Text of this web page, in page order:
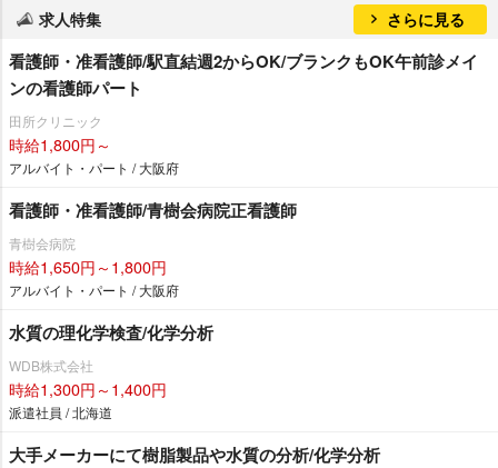
求人特集 さらに見る
看護師・准看護師/駅直結週2からOK/ブランクもOK午前診メイ
ンの看護師パート
田所クリニック
時給1,800円～
アルバイト・パート / 大阪府
看護師・准看護師/青樹会病院正看護師
青樹会病院
時給1,650円～1,800円
アルバイト・パート / 大阪府
水質の理化学検査/化学分析
WDB株式会社
時給1,300円～1,400円
派遣社員 / 北海道
大手メーカーにて樹脂製品や水質の分析/化学分析